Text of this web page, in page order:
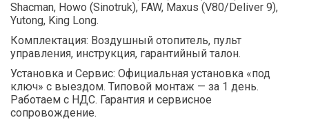
Shacman, Howo (Sinotruk), FAW, Maxus (V80/Deliver 9),
Yutong, King Long.
Комплектация: Воздушный отопитель, пульт
управления, инструкция, гарантийный талон.
Установка и Сервис: Официальная установка «под
ключ» с выездом. Типовой монтаж — за 1 день.
Работаем с НДС. Гарантия и сервисное
сопровождение.